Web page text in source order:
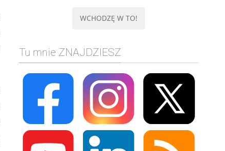
Tu mnie ZNAJDZIESZ